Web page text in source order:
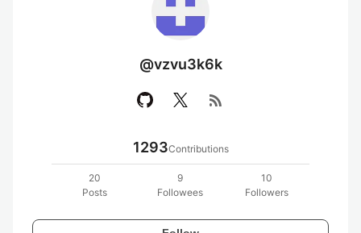
@vzvu3k6k
rss_feed
1293Contributions
20
Posts
9
Followees
10
Followers